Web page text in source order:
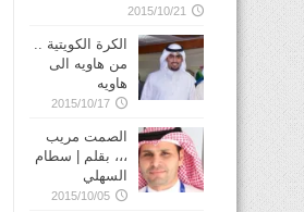
2015/10/21
الكرة الكويتية ..
من هاويه الى
هاويه
2015/10/17
الصمت مريب
،،، بقلم | سطام
السهلي
2015/10/05